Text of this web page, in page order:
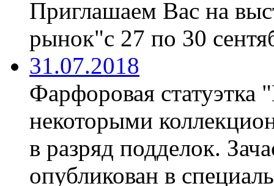
Приглашаем Вас на
рынок"с 27 по 30
31.07.2018
Фарфоровая статуэтка
некоторыми
в разряд подделок.
опубликован в